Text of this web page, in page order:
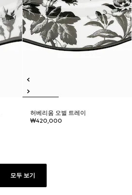
허베리움 오벌 트레이
₩420,000
모두 보기